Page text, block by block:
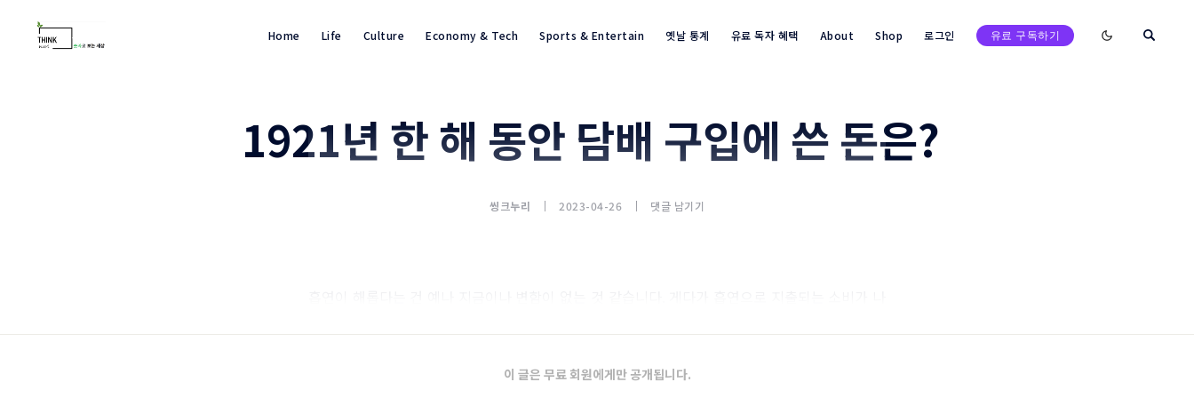
Home Life Culture Economy & Tech Sports & Entertain 옛날 통계 유료 독자 혜택 About Shop 로그인 유료 구독하기 Enable dark mode
통계뉴스(www.statnews.net) 검색
1921년 한 해 동안 담배 구입에 쓴 돈은?
씽크누리 2023-04-26 댓글 남기기
이 글은 무료 회원에게만 공개됩니다.